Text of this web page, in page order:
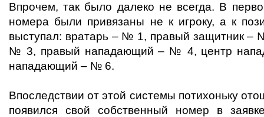
Впрочем, так было далеко не всегда. В
номера были привязаны не к игроку, а к
выступал: вратарь – № 1, правый защитник –
№ 3, правый нападающий – № 4, центр
нападающий – № 6.
Впоследствии от этой системы потихоньку
появился свой собственный номер в